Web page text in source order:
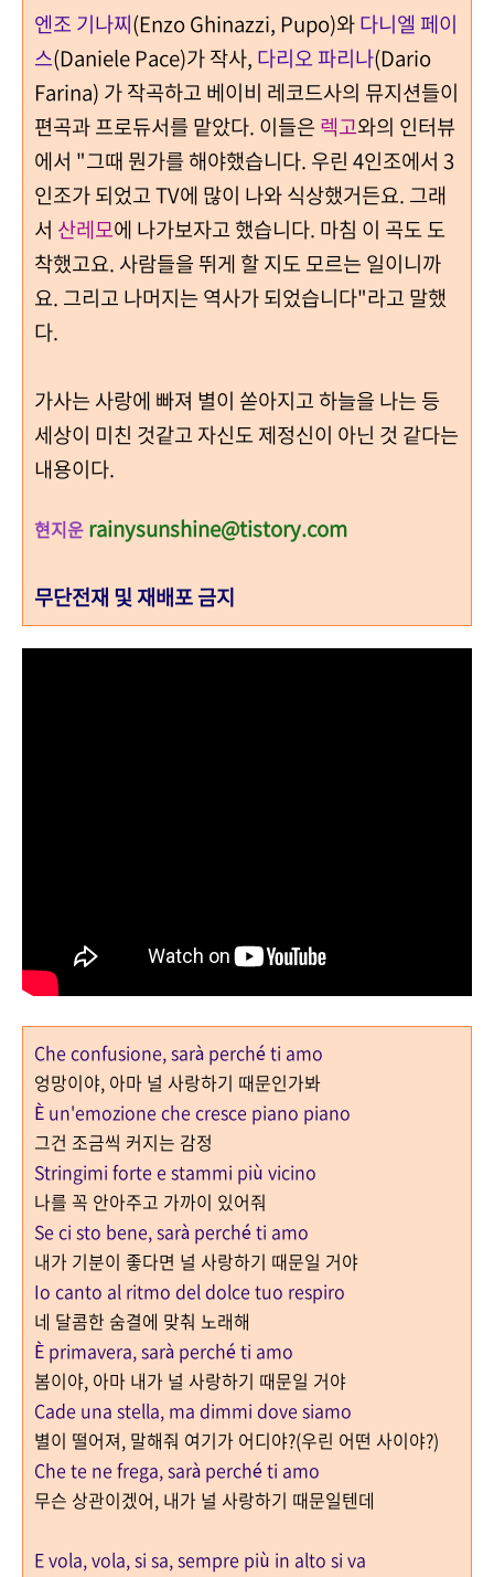
엔조 기나찌(Enzo Ghinazzi, Pupo)와다니엘 페이
스(Daniele Pace)가 작사, 다리오 파리나(Dario
Farina) 가 작곡하고 베이비 레코드사의 뮤지션들이
편곡과 프로듀서를 맡았다. 이들은 렉고와의 인터뷰
에서 "그때 뭔가를 해야했습니다. 우린 4인조에서 3
인조가 되었고 TV에 많이 나와 식상했거든요. 그래
서 산레모에 나가보자고 했습니다. 마침 이 곡도 도
착했고요. 사람들을 뛰게 할 지도 모르는 일이니까
요. 그리고 나머지는 역사가 되었습니다"라고 말했
다.
가사는 사랑에 빠져 별이 쏟아지고 하늘을 나는 등
세상이 미친 것같고 자신도 제정신이 아닌 것 같다는
내용이다.
현지운 rainysunshine@tistory.com
무단전재 및 재배포 금지
Che confusione, sarà perché ti amo
엉망이야, 아마 널 사랑하기 때문인가봐
È un'emozione che cresce piano piano
그건 조금씩 커지는 감정
Stringimi forte e stammi più vicino
나를 꼭 안아주고 가까이 있어줘
Se ci sto bene, sarà perché ti amo
내가 기분이 좋다면 널 사랑하기 때문일 거야
Io canto al ritmo del dolce tuo respiro
네 달콤한 숨결에 맞춰 노래해
È primavera, sarà perché ti amo
봄이야, 아마 내가 널 사랑하기 때문일 거야
Cade una stella, ma dimmi dove siamo
별이 떨어져, 말해줘 여기가 어디야?(우린 어떤 사이야?)
Che te ne frega, sarà perché ti amo
무슨 상관이겠어, 내가 널 사랑하기 때문일텐데
E vola, vola, si sa, sempre più in alto si va